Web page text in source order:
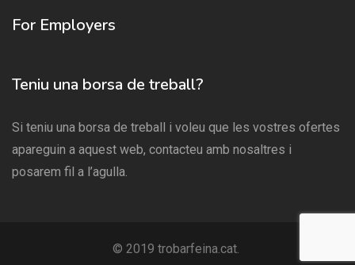
For Employers
Teniu una borsa de treball?
Si teniu una borsa de treball i voleu que les vostres ofertes
apareguin a aquest web, contacteu amb nosaltres i
posarem fil a l’agulla.
© 2019 trobarfeina.cat.